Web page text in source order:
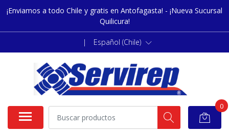
¡Enviamos a todo Chile y gratis en Antofagasta! - ¡Nueva Sucursal
Quilicura!
| Español (Chile)
0